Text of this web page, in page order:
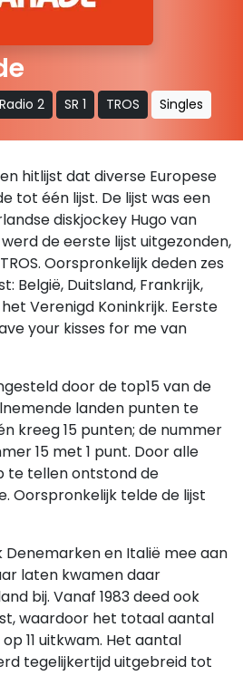
2 SR 1 TROS Singles
hitlijst dat diverse Europese
tot één lijst. De lijst was een
diskjockey Hugo van
de eerste lijst uitgezonden,
Oorspronkelijk deden zes
België, Duitsland, Frankrijk,
Verenigd Koninkrijk. Eerste
your kisses for me van
door de top15 van de
landen punten te
kreeg 15 punten; de nummer
15 met 1 punt. Door alle
te tellen ontstond de
Oorspronkelijk telde de lijst
Denemarken en Italië mee aan
laten kwamen daar
bij. Vanaf 1983 deed ook
waardoor het totaal aantal
11 uitkwam. Het aantal
tegelijkertijd uitgebreid tot